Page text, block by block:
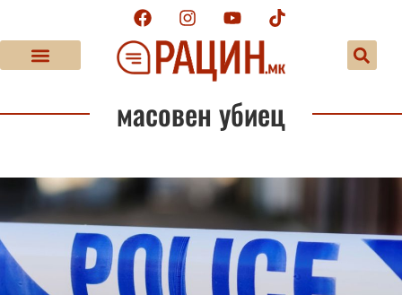
масовен убиец